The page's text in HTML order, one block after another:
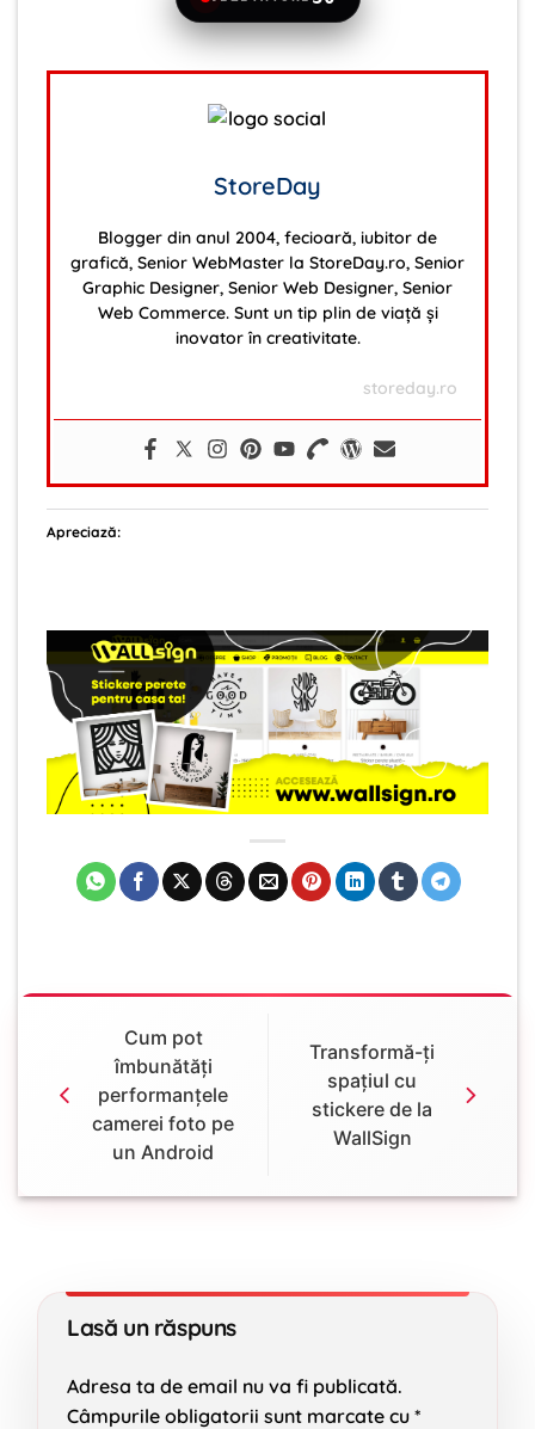
StoreDay
Blogger din anul 2004, fecioară, iubitor de
grafică, Senior WebMaster la StoreDay.ro, Senior
Graphic Designer, Senior Web Designer, Senior
Web Commerce. Sunt un tip plin de viață și
inovator în creativitate.
storeday.ro
Apreciază:
Cum pot
îmbunătăți
performanțele
camerei foto pe
un Android
Transformă-ți
spațiul cu
stickere de la
WallSign
Lasă un răspuns
Adresa ta de email nu va fi publicată.
Câmpurile obligatorii sunt marcate cu *